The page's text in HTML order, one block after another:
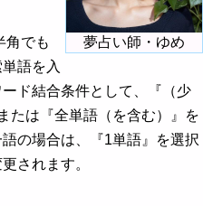
夢占い師・ゆめ
角でも
語を入
ド結合条件として、『（少
たは『全単語（を含む）』を
の場合は、『1単語』を選択
されます。